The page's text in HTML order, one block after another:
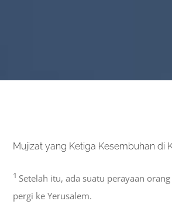
Mujizat yang Ketiga Kesembuhan di
1 Setelah itu, ada suatu perayaan orang
pergi ke Yerusalem.